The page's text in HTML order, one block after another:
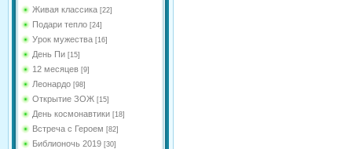
Живая классика [22]
Подари тепло [24]
Урок мужества [16]
День Пи [15]
12 месяцев [9]
Леонардо [98]
Открытие ЗОЖ [15]
День космонавтики [18]
Встреча с Героем [82]
Библионочь 2019 [30]